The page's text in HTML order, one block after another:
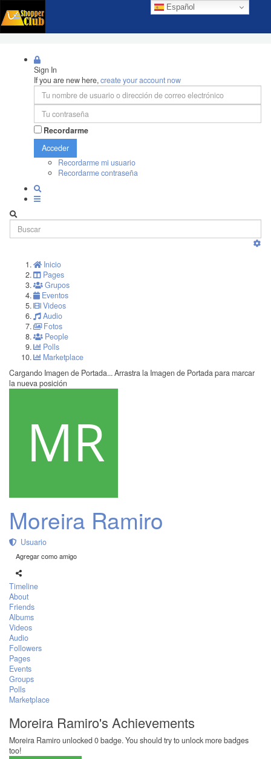
Español
Sign In
If you are new here,create your account now
Recordarme
Acceder
Recordarme mi usuario
Recordarme contraseña
Inicio
Pages
Grupos
Eventos
Videos
Audio
Fotos
People
Polls
Marketplace
Cargando Imagen de Portada... Arrastra la Imagen de Portada para marcar
la nueva posición
Moreira Ramiro
Usuario
Agregar como amigo
Timeline
About
Friends
Albums
Videos
Audio
Followers
Pages
Events
Groups
Polls
Marketplace
Moreira Ramiro's Achievements
Moreira Ramiro unlocked 0 badge. You should try to unlock more badges
too!